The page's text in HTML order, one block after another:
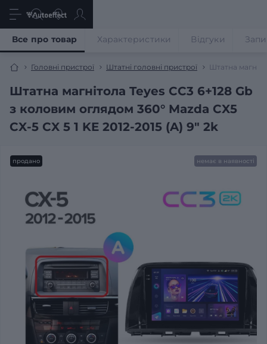
Головні пристрої Штатні головні пристрої Штатна
Штатна магнітола Teyes CC3 6+128 Gb
з коловим оглядом 360° Mazda CX5
CX-5 CX 5 1 KE 2012-2015 (A) 9" 2k
Все про товар Характеристики Відгуки
продано немає в наявності